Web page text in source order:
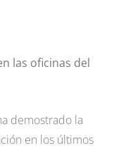
las oficinas del
demostrado la
en los últimos